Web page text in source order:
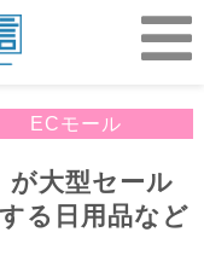
ECモール
大型セール
る日用品など